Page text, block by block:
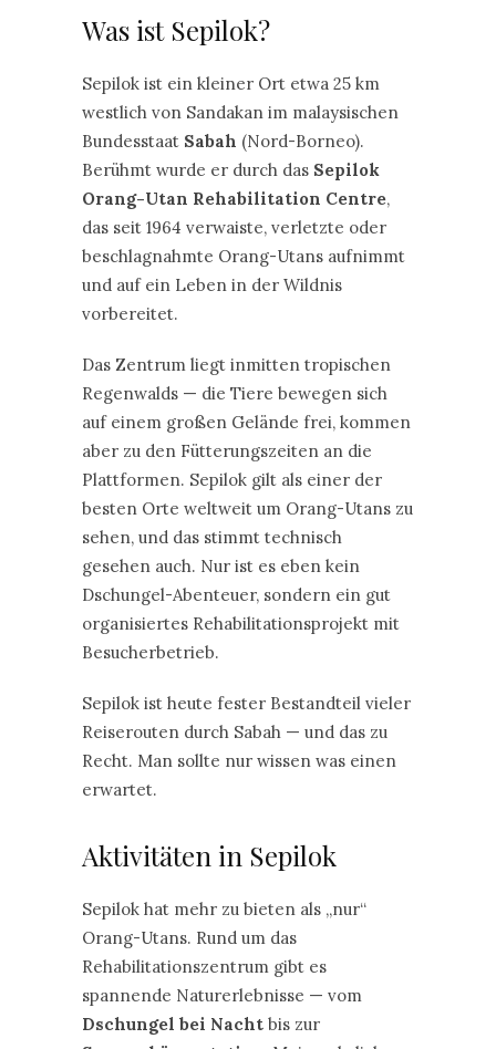
Was ist Sepilok?
Sepilok ist ein kleiner Ort etwa 25 km
westlich von Sandakan im malaysischen
Bundesstaat Sabah (Nord-Borneo).
Berühmt wurde er durch das Sepilok
Orang-Utan Rehabilitation Centre,
das seit 1964 verwaiste, verletzte oder
beschlagnahmte Orang-Utans aufnimmt
und auf ein Leben in der Wildnis
vorbereitet.
Das Zentrum liegt inmitten tropischen
Regenwalds — die Tiere bewegen sich
auf einem großen Gelände frei, kommen
aber zu den Fütterungszeiten an die
Plattformen. Sepilok gilt als einer der
besten Orte weltweit um Orang-Utans zu
sehen, und das stimmt technisch
gesehen auch. Nur ist es eben kein
Dschungel-Abenteuer, sondern ein gut
organisiertes Rehabilitationsprojekt mit
Besucherbetrieb.
Sepilok ist heute fester Bestandteil vieler
Reiserouten durch Sabah — und das zu
Recht. Man sollte nur wissen was einen
erwartet.
Aktivitäten in Sepilok
Sepilok hat mehr zu bieten als „nur“
Orang-Utans. Rund um das
Rehabilitationszentrum gibt es
spannende Naturerlebnisse — vom
Dschungel bei Nacht bis zur